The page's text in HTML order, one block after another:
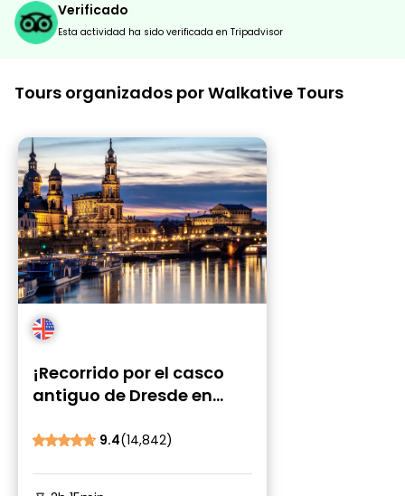
Verificado
Esta actividad ha sido verificada en Tripadvisor
Tours organizados por Walkative Tours
¡Recorrido por el casco
antiguo de Dresde en
9.4(14,842)